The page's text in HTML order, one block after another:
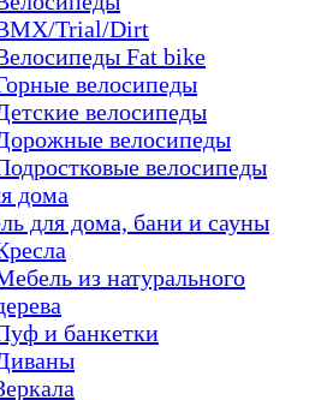
Trial/Dirt
Fat bike
велосипеды
велосипеды
велосипеды
велосипеды
дома
для дома, бани и сауны
из натурального
и банкетки